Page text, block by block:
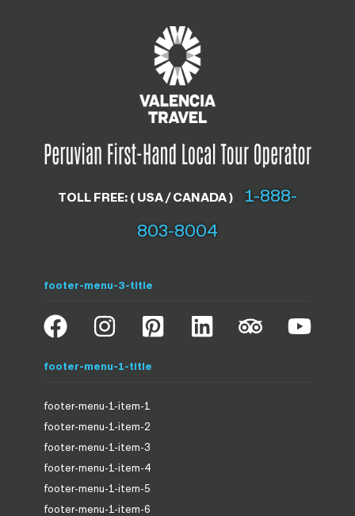
footer-menu-1-title
footer-menu-1-item-1
footer-menu-1-item-2
footer-menu-1-item-3
footer-menu-1-item-4
footer-menu-1-item-5
footer-menu-1-item-6
TOLL FREE: ( USA / CANADA )
1-888-
803-8004
footer-menu-3-title